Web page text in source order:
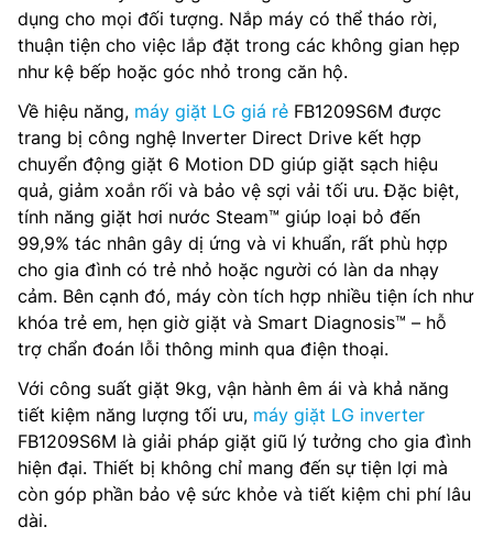
dụng cho mọi đối tượng. Nắp máy có thể tháo rời,
thuận tiện cho việc lắp đặt trong các không gian hẹp
như kệ bếp hoặc góc nhỏ trong căn hộ.
Về hiệu năng, máy giặt LG giá rẻ FB1209S6M được
trang bị công nghệ Inverter Direct Drive kết hợp
chuyển động giặt 6 Motion DD giúp giặt sạch hiệu
quả, giảm xoắn rối và bảo vệ sợi vải tối ưu. Đặc biệt,
tính năng giặt hơi nước Steam™ giúp loại bỏ đến
99,9% tác nhân gây dị ứng và vi khuẩn, rất phù hợp
cho gia đình có trẻ nhỏ hoặc người có làn da nhạy
cảm. Bên cạnh đó, máy còn tích hợp nhiều tiện ích như
khóa trẻ em, hẹn giờ giặt và Smart Diagnosis™ – hỗ
trợ chẩn đoán lỗi thông minh qua điện thoại.
Với công suất giặt 9kg, vận hành êm ái và khả năng
tiết kiệm năng lượng tối ưu, máy giặt LG inverter
FB1209S6M là giải pháp giặt giũ lý tưởng cho gia đình
hiện đại. Thiết bị không chỉ mang đến sự tiện lợi mà
còn góp phần bảo vệ sức khỏe và tiết kiệm chi phí lâu
dài.